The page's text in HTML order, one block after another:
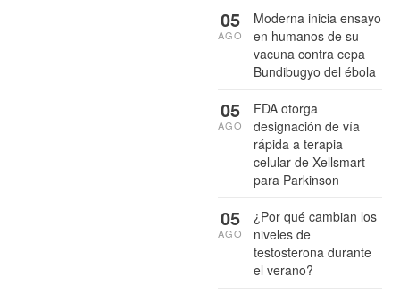
Moderna inicia ensayo
en humanos de su
vacuna contra cepa
Bundibugyo del ébola
05
AGO
FDA otorga
designación de vía
rápida a terapia
celular de Xellsmart
para Parkinson
05
AGO
¿Por qué cambian los
niveles de
testosterona durante
el verano?
05
AGO